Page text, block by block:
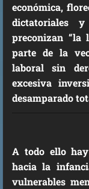
económica,
dictatoriales y
preconizan “la
parte de la
laboral sin
excesiva
desamparado
A todo ello
hacia la
vulnerables